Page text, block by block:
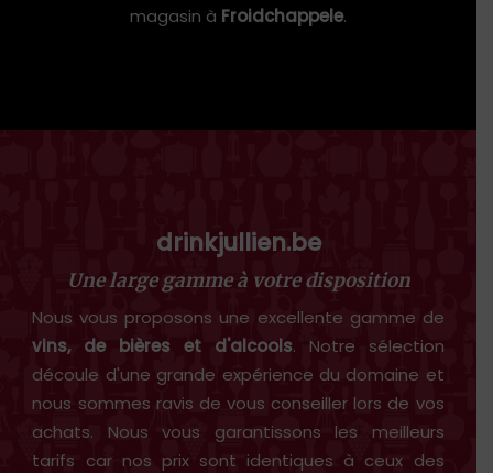
magasin à Froidchappele.
drinkjullien.be
Une large gamme à votre disposition
Nous vous proposons une excellente gamme de
vins, de bières et d'alcools. Notre sélection
découle d'une grande expérience du domaine et
nous sommes ravis de vous conseiller lors de vos
achats. Nous vous garantissons les meilleurs
tarifs car nos prix sont identiques à ceux des